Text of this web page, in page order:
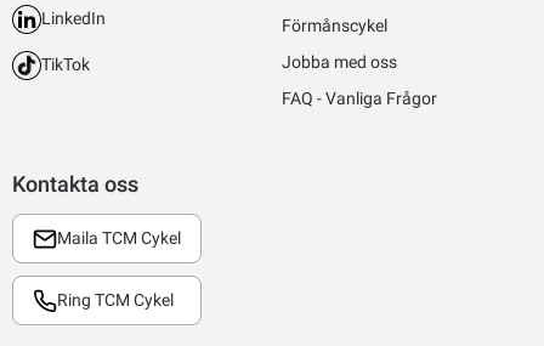
Kontakta oss
Maila TCM Cykel
Ring TCM Cykel
LinkedIn
TikTok
Förmånscykel
Jobba med oss
FAQ - Vanliga Frågor